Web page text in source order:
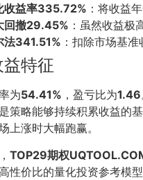
收益率335.72% ：将收益
回撤29.45% ：虽然收益极
法341.51% ：扣除市场基
益特征
为54.41% ，盈亏比为1.46
策略能够持续积累收益的基
上涨时大幅跑赢。
TOP29期权
性价比的量化投资参考模